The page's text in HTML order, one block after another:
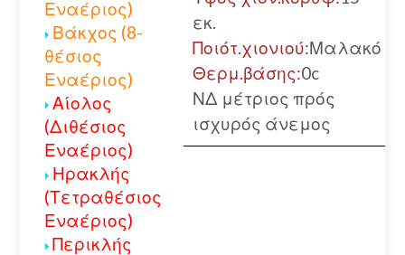
Εναέριος)
Βάκχος (8-
θέσιος
Εναέριος)
Αίολος
(Διθέσιος
Εναέριος)
Ηρακλής
(Τετραθέσιος
Εναέριος)
Περικλής
εκ.
Ποιότ.χιονιού:Μαλακό
Θερμ.βάσης:0c
ΝΔ μέτριος πρός
ισχυρός άνεμος